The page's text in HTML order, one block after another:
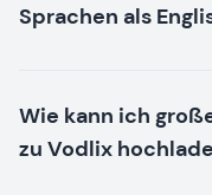
Sprachen als
Wie kann ich
zu Vodlix